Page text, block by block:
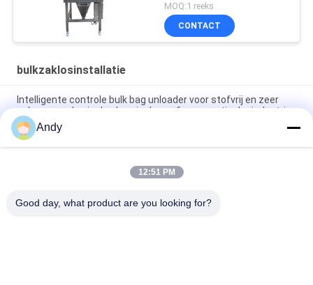
MOQ:1 reeks
CONTACT
bulkzaklosinstallatie
Intelligente controle bulk bag unloader voor stofvrij en zeer
schoon voeden in de chemische en farmaceutische industrie
Schoon en stofvrij werkomgeving Hoog gespecialiseerde
bulkzak-losser voor materiaalbehandeling
Big Bag Leegstation met Stofvrije Voedingsstation en Directe
Andy
12:51 PM
Good day, what product are you looking for?